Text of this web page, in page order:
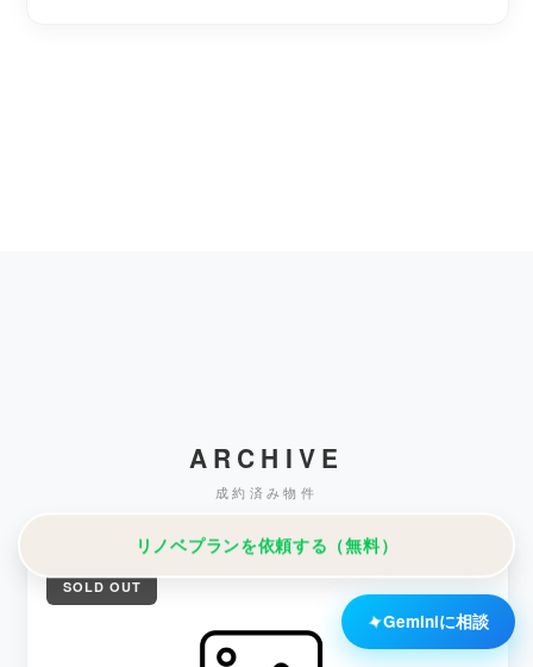
ARCHIVE
成約済み物件
SOLD OUT
✦Geminiに相談
リノベプランを依頼する（無料）